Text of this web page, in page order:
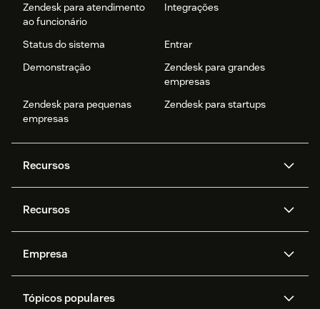
Zendesk para atendimento
ao funcionário
Integrações
Status do sistema
Entrar
Demonstração
Zendesk para grandes
empresas
Zendesk para pequenas
empresas
Zendesk para startups
Recursos
Zendesk AI
Mensagens e chat em tempo
real
Privacidade e proteção de
Trabalho com tickets
Recursos
API e desenvolvedores
Empresa
Carreiras
Tópicos populares